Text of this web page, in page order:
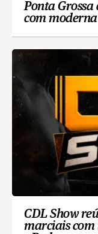
Ponta Grossa
com
CDL Show
marciais com